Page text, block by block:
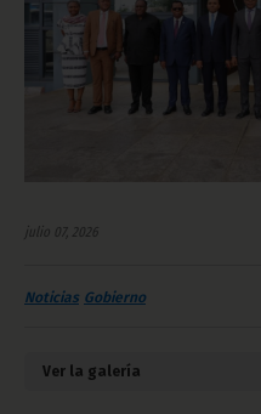
julio 07, 2026
Noticias Gobierno
Ver la galería